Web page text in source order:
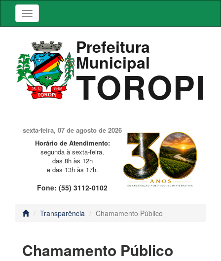
Prefeitura
Municipal
TOROPI
sexta-feira, 07 de agosto de 2026
Horário de Atendimento:
segunda à sexta-feira,
das 8h às 12h
e das 13h às 17h.
Fone: (55) 3112-0102
Transparência Chamamento Público
Chamamento Público